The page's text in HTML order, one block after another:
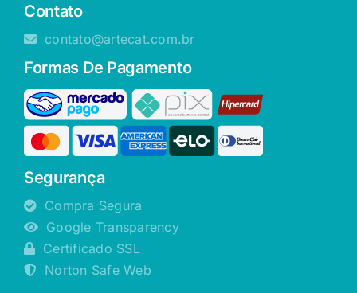
Contato
contato@artecat.com.br
Formas De Pagamento
Segurança
Compra Segura
Google Transparency
Certificado SSL
Norton Safe Web